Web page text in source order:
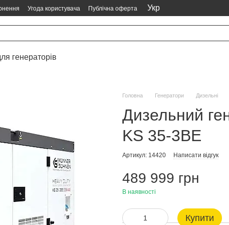
Угода користувача Публічна оферта Укр
генераторів
Головна Генератори Дизельні
Дизельний
KS 35-3BE
Артикул: 14420 Написати відгук
489 999 грн
В наявності
Купити